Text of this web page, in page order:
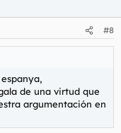
#8
de una virtud que
argumentación en